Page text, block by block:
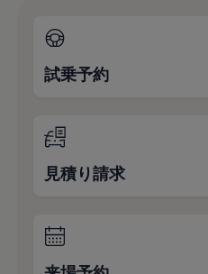
試乗予約
見積り請求